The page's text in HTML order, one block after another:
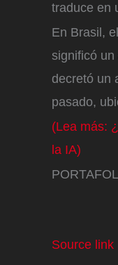
traduce en
En Brasil,
significó
decretó un
pasado,
(Lea más:
la IA)
Source link